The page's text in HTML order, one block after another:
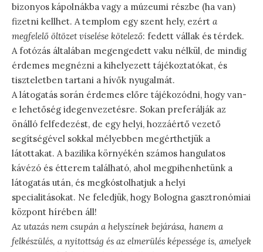
bizonyos kápolnákba vagy a múzeumi részbe (ha van)
fizetni kellhet. A templom egy szent hely, ezért a
megfelelő öltözet viselése kötelező: fedett vállak és térdek.
A fotózás általában megengedett vaku nélkül, de mindig
érdemes megnézni a kihelyezett tájékoztatókat, és
tiszteletben tartani a hívők nyugalmát.
A látogatás során érdemes előre tájékozódni, hogy van-
e lehetőség idegenvezetésre. Sokan preferálják az
önálló felfedezést, de egy helyi, hozzáértő vezető
segítségével sokkal mélyebben megérthetjük a
látottakat. A bazilika környékén számos hangulatos
kávézó és étterem található, ahol megpihenhetünk a
látogatás után, és megkóstolhatjuk a helyi
specialitásokat. Ne feledjük, hogy Bologna gasztronómiai
központ hírében áll!
Az utazás nem csupán a helyszínek bejárása, hanem a
felkészülés, a nyitottság és az elmerülés képessége is, amelyek